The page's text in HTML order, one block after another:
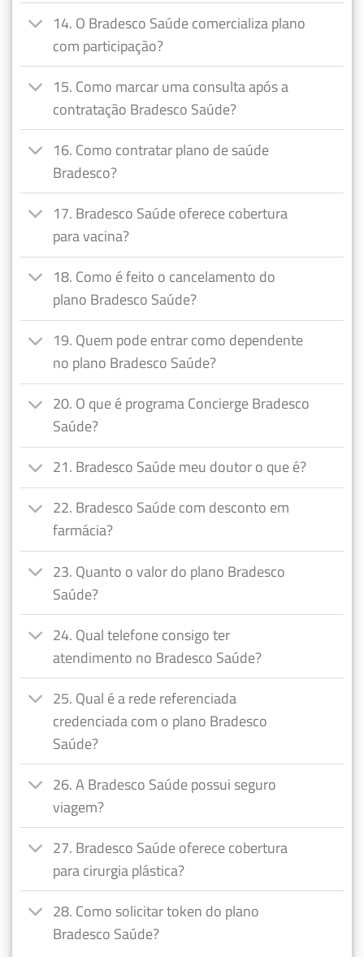
14. O Bradesco Saúde comercializa plano
com participação?
15. Como marcar uma consulta após a
contratação Bradesco Saúde?
16. Como contratar plano de saúde
Bradesco?
17. Bradesco Saúde oferece cobertura
para vacina?
18. Como é feito o cancelamento do
plano Bradesco Saúde?
19. Quem pode entrar como dependente
no plano Bradesco Saúde?
20. O que é programa Concierge Bradesco
Saúde?
21. Bradesco Saúde meu doutor o que é?
22. Bradesco Saúde com desconto em
farmácia?
23. Quanto o valor do plano Bradesco
Saúde?
24. Qual telefone consigo ter
atendimento no Bradesco Saúde?
25. Qual é a rede referenciada
credenciada com o plano Bradesco
Saúde?
26. A Bradesco Saúde possui seguro
viagem?
27. Bradesco Saúde oferece cobertura
para cirurgia plástica?
28. Como solicitar token do plano
Bradesco Saúde?